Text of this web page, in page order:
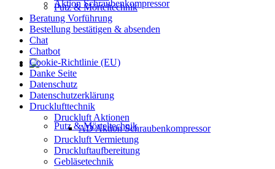
Aktion Schraubenkompressor
Putz & Mörteltechnik
Putz & Mörteltechnik
Beratung Vorführung
Bestellung bestätigen & absenden
Chat
Chatbot
Cookie-Richtlinie (EU)
Danke Seite
Datenschutz
Datenschutzerklärung
Drucklufttechnik
Druckluft Aktionen
AD Aktion Schraubenkompressor
Druckluft Vermietung
Druckluftaufbereitung
Gebläsetechnik